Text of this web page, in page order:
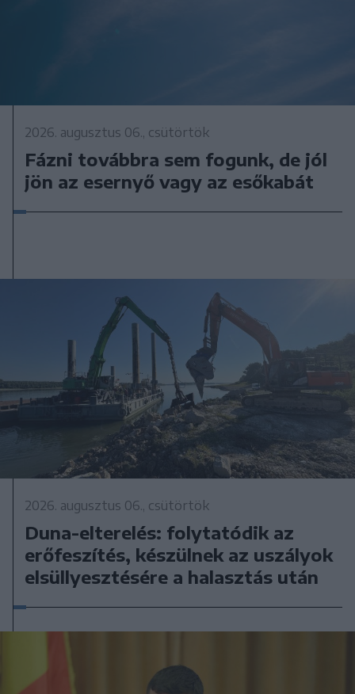
2026. augusztus 06., csütörtök
Fázni továbbra sem fogunk, de jól
jön az esernyő vagy az esőkabát
2026. augusztus 06., csütörtök
Duna-elterelés: folytatódik az
erőfeszítés, készülnek az uszályok
elsüllyesztésére a halasztás után